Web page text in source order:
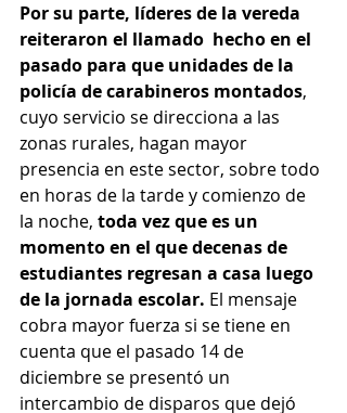
Por su parte, líderes de la vereda
reiteraron el llamado  hecho en el
pasado para que unidades de la
policía de carabineros montados,
cuyo servicio se direcciona a las
zonas rurales, hagan mayor
presencia en este sector, sobre todo
en horas de la tarde y comienzo de
la noche, toda vez que es un
momento en el que decenas de
estudiantes regresan a casa luego
de la jornada escolar. El mensaje
cobra mayor fuerza si se tiene en
cuenta que el pasado 14 de
diciembre se presentó un
intercambio de disparos que dejó